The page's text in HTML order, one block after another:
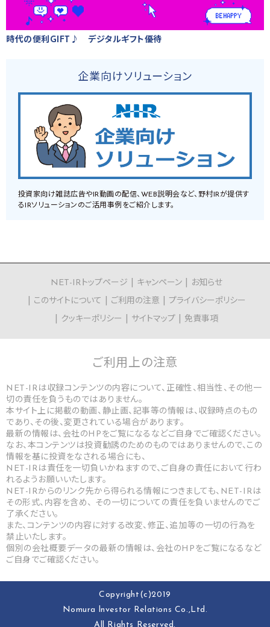
時代の便利GIFT♪ デジタルギフト優待
企業向けソリューション
投資家向け雑誌広告やIR動画の配信、WEB説明会など、野村IRが提供す
るIRソリューションのご活用事例をご紹介します。
NET-IRトップページ キャンペーン
お知らせ
このサイトについて
ご利用の注意
プライバシーポリシー
クッキーポリシー
サイトマップ 免責事項
ご利用上の注意
NET-IRは収録コンテンツの内容について、正確性、相当性、その他一
切の責任を負うものではありません。
本サイト上に掲載の動画、静止画、記事等の情報は、収録時点のもの
であり、その後、変更されている場合があります。
最新の情報は、会社のHPをご覧になるなどご自身でご確認ください。
なお、本コンテンツは投資勧誘のためのものではありませんので、この
情報を基に投資をなされる場合にも、
NET-IRは責任を一切負いかねますので、ご自身の責任において行わ
れるようお願いいたします。
NET-IRからのリンク先から得られる情報につきましても、NET-IRは
その形式、内容を含め、 その一切についての責任を負いませんのでご
了承ください。
また、コンテンツの内容に対する改変、修正、追加等の一切の行為を
禁止いたします。
個別の会社概要データの最新の情報は、会社のHPをご覧になるなど
ご自身でご確認ください。
Copyright(c)2019
Nomura lnvestor Relations Co.,Ltd.
All Rights Reserved.